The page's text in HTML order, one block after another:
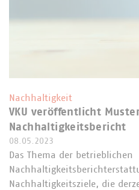
Nachhaltigkeit
VKU veröffentlicht
Nachhaltigkeitsbericht
08.05.2023
Das Thema der betrieblichen
Nachhaltigkeitsziele, die